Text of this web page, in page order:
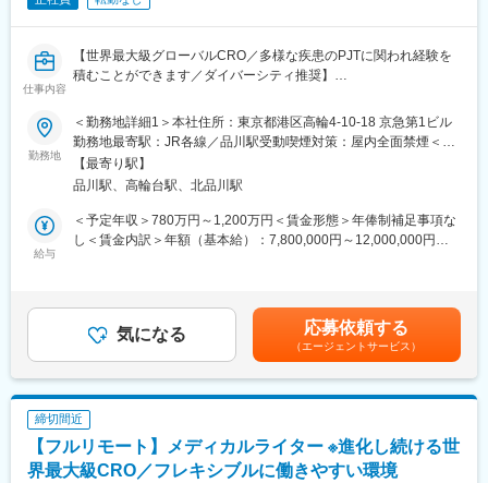
仕事内容
【世界最大級グローバルCRO／多様な疾患のPJTに関われ経験を
積むことができます／ダイバーシティ推奨】
から、幅広い治療分野の業務を受託しているため、様々な文書作
成に携わり、非常に多くの経験をすることができます。また、社
内の教育システムも充実しており、新規案件に対して専門的なア
プローチが可能な体制になっています。
■仕事内容：
リード・メディカル・ライターとして次のような業務をお任せし
・グローバル試験の治験実施計画書に対して日本要件を満たすた
めの修正版の作成およびレビュー業務・臨床研究・PMS関連文書
（実施計画書、安全性定期報告書、論文など）の作成およびレビ
・後輩スタッフの指導、他
■仕事の魅力：
・医薬品、医療機器、再生医療等幅広い分野の開発品目に関する
勤務地
＜勤務地詳細1＞本社住所：東京都港区高輪4-10-18 京急第1ビル
勤務地最寄駅：JR各線／品川駅受動喫煙対策：屋内全面禁煙＜勤
務地詳細2＞全国住所：全国 ※希望勤務地はアドバイザーにお伝
えください。 受動喫煙対策：屋内全面禁煙変更の範囲：会社の定
【最寄り駅】
品川駅、高輪台駅、北品川駅
給与
＜予定年収＞780万円～1,200万円＜賃金形態＞年俸制補足事項な
し＜賃金内訳＞年額（基本給）：7,800,000円～12,000,000円＜
す。■昇給：年1回■業績賞与：年1回賃金はあくまでも目安の金額
であり、選考を通じて上下する可能性があります。月給(月額)は固
定手当を含めた表記です。
気になる 応募依頼する
（エージェントサービス）
締切間近
【フルリモート】メディカルライター ※進化し続ける世
界最大級CRO／フレキシブルに働きやすい環境